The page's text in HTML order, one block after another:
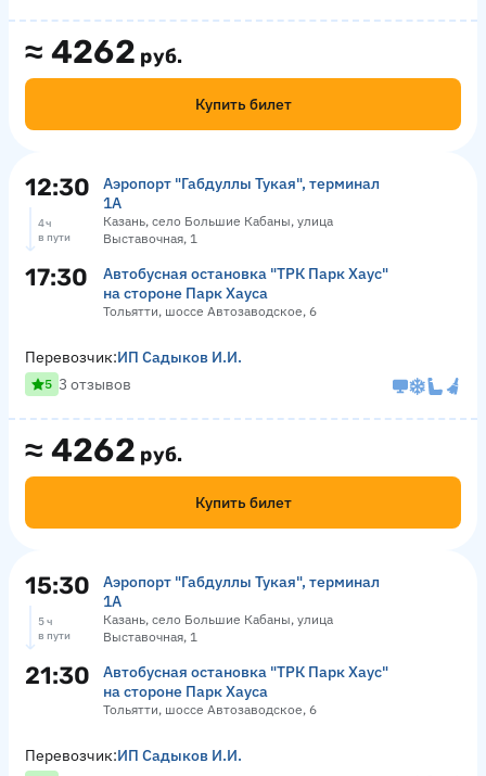
≈ 4262 руб.
Купить билет
12:30
Аэропорт "Габдуллы Тукая", терминал
1А
Казань, село Большие Кабаны, улица
Выставочная, 1
4 ч
в пути
17:30
Автобусная остановка "ТРК Парк Хаус"
на стороне Парк Хауса
Тольятти, шоссе Автозаводское, 6
≈ 4262 руб.
Купить билет
Перевозчик:ИП Садыков И.И.
5 3 отзывов
15:30
Аэропорт "Габдуллы Тукая", терминал
1А
Казань, село Большие Кабаны, улица
Выставочная, 1
5 ч
в пути
21:30
Автобусная остановка "ТРК Парк Хаус"
на стороне Парк Хауса
Тольятти, шоссе Автозаводское, 6
Перевозчик:ИП Садыков И.И.